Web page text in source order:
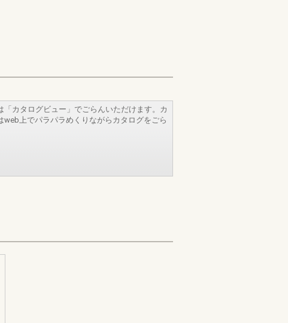
「カタログビュー」でごらんいただけます。カ
web上でパラパラめくりながらカタログをごら